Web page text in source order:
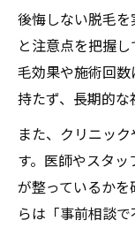
後悔しない脱毛
と注意点を把握
毛効果や施術回
持たず、長期的な
また、クリニッ
す。医師やスタ
が整っているか
らは「事前相談